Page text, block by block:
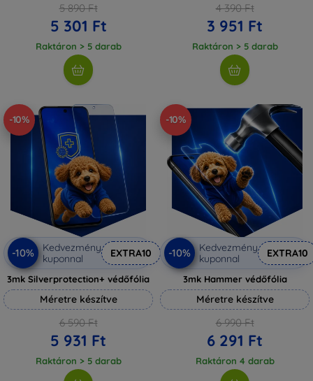
5 890 Ft
5 301 Ft
Raktáron > 5 darab
4 390 Ft
3 951 Ft
Raktáron > 5 darab
-10%
-10%
Kedvezmény
kuponnal
EXTRA10
3mk Silverprotection+ védőfólia
Méretre készítve
6 590 Ft
5 931 Ft
Raktáron > 5 darab
-10%
-10%
Kedvezmény
kuponnal
EXTRA10
3mk Hammer védőfólia
Méretre készítve
6 990 Ft
6 291 Ft
Raktáron 4 darab